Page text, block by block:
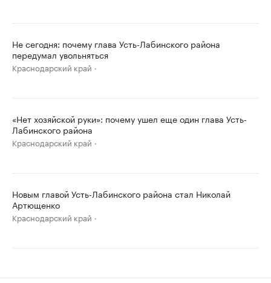
Не сегодня: почему глава Усть-Лабинского района
передумал увольняться
Краснодарский край
«Нет хозяйской руки»: почему ушел еще один глава Усть-
Лабинского района
Краснодарский край
Новым главой Усть-Лабинского района стал Николай
Артющенко
Краснодарский край